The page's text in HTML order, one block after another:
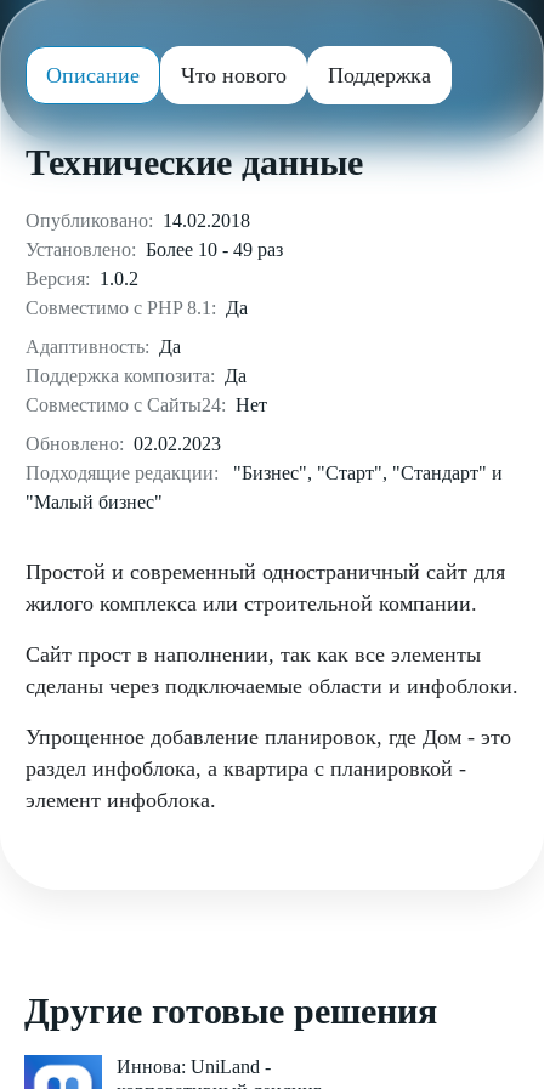
Описание Что нового Поддержка
Технические данные
Опубликовано: 14.02.2018
Установлено: Более 10 - 49 раз
Версия: 1.0.2
Совместимо с PHP 8.1: Да
Адаптивность: Да
Поддержка композита: Да
Совместимо с Сайты24: Нет
Обновлено: 02.02.2023
Подходящие редакции:
"Бизнес", "Старт", "Стандарт" и
"Малый бизнес"
Простой и современный одностраничный сайт для
жилого комплекса или строительной компании.
Сайт прост в наполнении, так как все элементы
сделаны через подключаемые области и инфоблоки.
Упрощенное добавление планировок, где Дом - это
раздел инфоблока, а квартира с планировкой -
элемент инфоблока.
Другие готовые решения
Иннова: UniLand -